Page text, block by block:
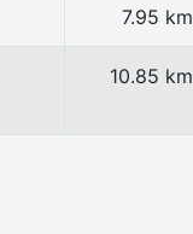
7.95 km
10.85 km